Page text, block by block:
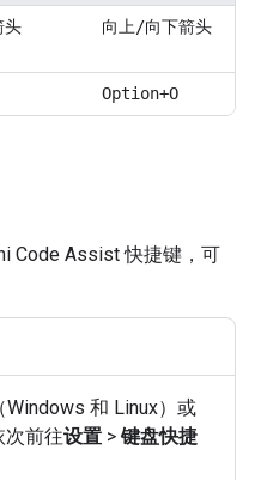
头 向上/向下箭头
Option+O
Code Assist 快捷键，可
Windows 和 Linux）或
次前往设置 > 键盘快捷